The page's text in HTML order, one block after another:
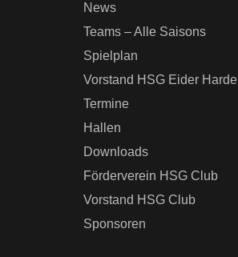
News
Teams – Alle Saisons
Spielplan
Vorstand HSG Eider Harde
Termine
Hallen
Downloads
Förderverein HSG Club
Vorstand HSG Club
Sponsoren